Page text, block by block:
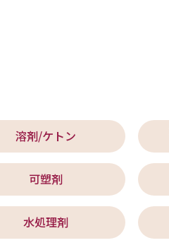
溶剤/ケトン
可塑剤
水処理剤